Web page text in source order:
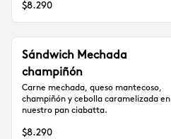
$8.290
Sándwich Mechada
champiñón
Carne mechada, queso mantecoso,
champiñón y cebolla caramelizada en
nuestro pan ciabatta.
$8.290